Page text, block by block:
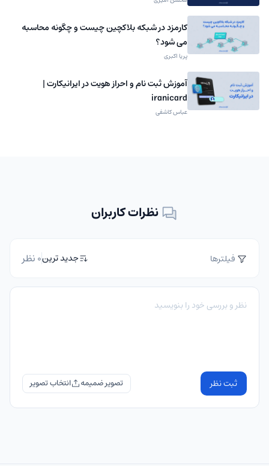
کارمزد در شبکه بلاکچین چیست و چگونه محاسبه
می شود؟
پریا اکبری
آموزش ثبت نام و احراز هویت در ایرانیکارت |
iranicard
عباس کاشفی
نظرات کاربران
فیلترها جدید ترین0 نظر
ثبت نظر تصویر ضمیمه